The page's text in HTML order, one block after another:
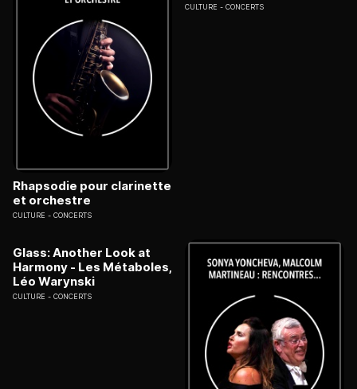
Rhapsodie pour clarinette
et orchestre
CULTURE CONCERTS
CULTURE CONCERTS
Glass: Another Look at
Harmony - Les Métaboles,
Léo Warynski
CULTURE CONCERTS